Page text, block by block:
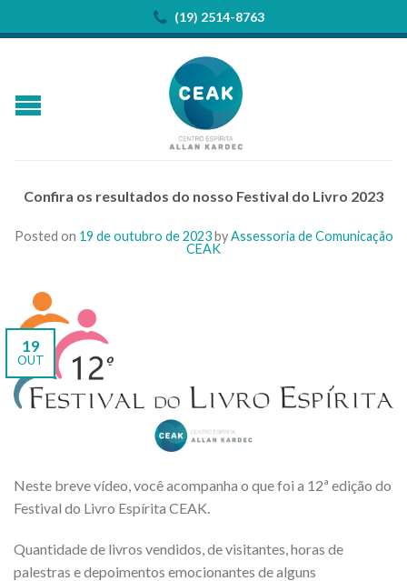
(19) 2514-8763
Confira os resultados do nosso Festival do Livro 2023
Posted on 19 de outubro de 2023byAssessoria de Comunicação
CEAK
19
OUT
Neste breve vídeo, você acompanha o que foi a 12ª edição do
Festival do Livro Espírita CEAK.
Quantidade de livros vendidos, de visitantes, horas de
palestras e depoimentos emocionantes de alguns